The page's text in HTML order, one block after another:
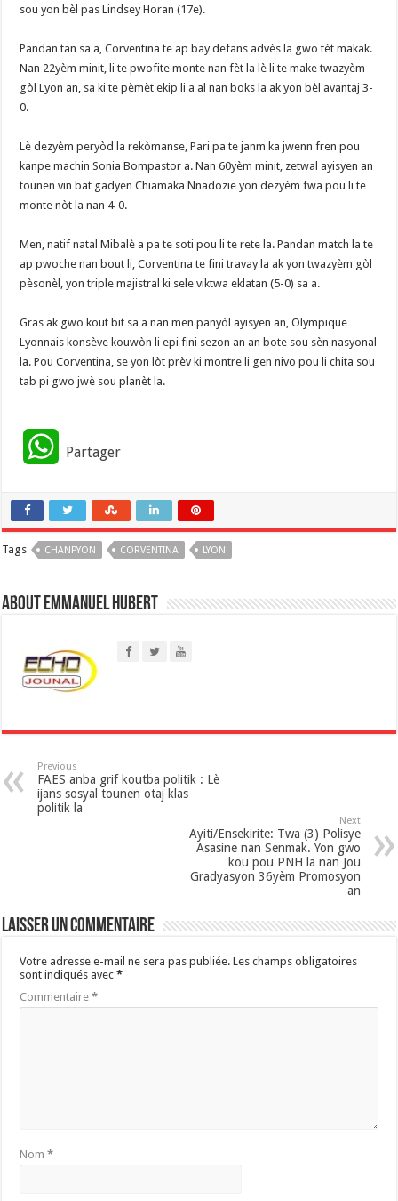
sou yon bèl pas Lindsey Horan (17e).
‎Pandan tan sa a, Corventina te ap bay defans advès la gwo tèt makak.
Nan 22yèm minit, li te pwofite monte nan fèt la lè li te make twazyèm
gòl Lyon an, sa ki te pèmèt ekip li a al nan boks la ak yon bèl avantaj 3-
0.
‎Lè dezyèm peryòd la rekòmanse, Pari pa te janm ka jwenn fren pou
kanpe machin Sonia Bompastor a. Nan 60yèm minit, zetwal ayisyen an
tounen vin bat gadyen Chiamaka Nnadozie yon dezyèm fwa pou li te
monte nòt la nan 4-0.
‎Men, natif natal Mibalè a pa te soti pou li te rete la. Pandan match la te
ap pwoche nan bout li, Corventina te fini travay la ak yon twazyèm gòl
pèsonèl, yon triple majistral ki sele viktwa eklatan (5-0) sa a.
‎Gras ak gwo kout bit sa a nan men panyòl ayisyen an, Olympique
Lyonnais konsève kouwòn li epi fini sezon an an bote sou sèn nasyonal
la. Pou Corventina, se yon lòt prèv ki montre li gen nivo pou li chita sou
tab pi gwo jwè sou planèt la.
W
a
t
p
p
Partager
Tags CHANPYON CORVENTINA LYON
About Emmanuel Hubert
Previous
FAES anba grif koutba politik : Lè
ijans sosyal tounen otaj klas
politik la
Next
Ayiti/Ensekirite: Twa (3) Polisye
Asasine nan Senmak. Yon gwo
kou pou PNH la nan Jou
Gradyasyon 36yèm Promosyon
an
Laisser un commentaire
Votre adresse e-mail ne sera pas publiée. Les champs obligatoires
sont indiqués avec*
Commentaire*
Nom*